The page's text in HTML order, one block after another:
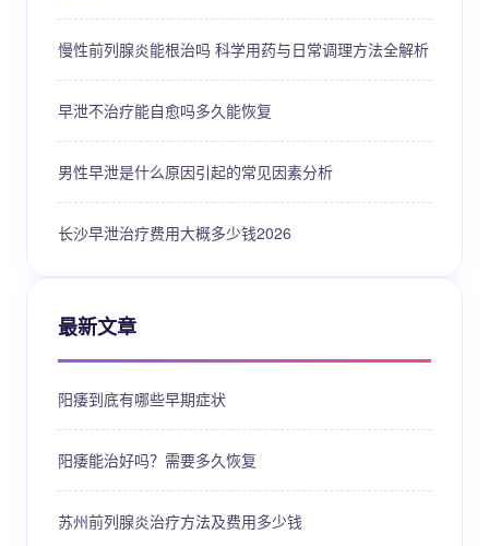
慢性前列腺炎能根治吗 科学用药与日常调理方法全解析
早泄不治疗能自愈吗多久能恢复
男性早泄是什么原因引起的常见因素分析
长沙早泄治疗费用大概多少钱2026
最新文章
阳痿到底有哪些早期症状
阳痿能治好吗？需要多久恢复
苏州前列腺炎治疗方法及费用多少钱